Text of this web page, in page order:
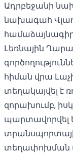
Ադրբեջանի
նախագահ
Լեռնային
հիման վրա
տեղակայվել
զորախումբ,
պարտավորվել
տեղափոխման